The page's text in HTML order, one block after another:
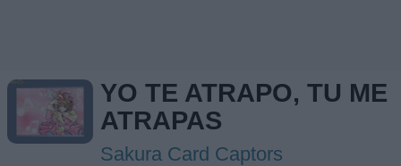
YO TE ATRAPO, TU ME
ATRAPAS
Sakura Card Captors